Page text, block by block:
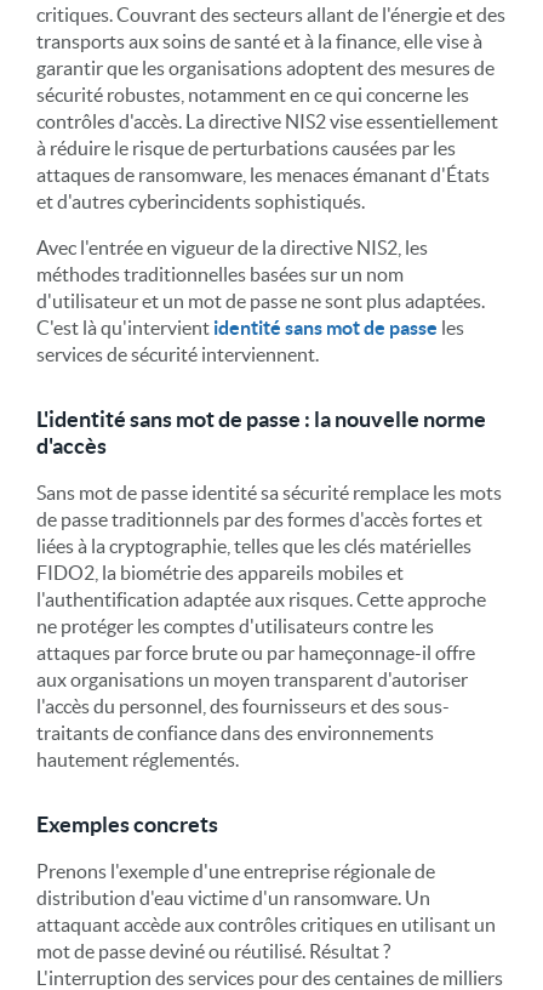
critiques. Couvrant des secteurs allant de l'énergie et des
transports aux soins de santé et à la finance, elle vise à
garantir que les organisations adoptent des mesures de
sécurité robustes, notamment en ce qui concerne les
contrôles d'accès. La directive NIS2 vise essentiellement
à réduire le risque de perturbations causées par les
attaques de ransomware, les menaces émanant d'États
et d'autres cyberincidents sophistiqués.
Avec l'entrée en vigueur de la directive NIS2, les
méthodes traditionnelles basées sur un nom
d'utilisateur et un mot de passe ne sont plus adaptées.
C'est là qu'intervient identité sans mot de passe les
services de sécurité interviennent.
L'identité sans mot de passe : la nouvelle norme
d'accès
Sans mot de passe identitésa sécurité remplace les mots
de passe traditionnels par des formes d'accès fortes et
liées à la cryptographie, telles que les clés matérielles
FIDO2, la biométrie des appareils mobiles et
l'authentification adaptée aux risques. Cette approche
ne protéger les comptes d'utilisateurs contre les
attaques par force brute ou par hameçonnage-il offre
aux organisations un moyen transparent d'autoriser
l'accès du personnel, des fournisseurs et des sous-
traitants de confiance dans des environnements
hautement réglementés.
Exemples concrets
Prenons l'exemple d'une entreprise régionale de
distribution d'eau victime d'un ransomware. Un
attaquant accède aux contrôles critiques en utilisant un
mot de passe deviné ou réutilisé. Résultat ?
L'interruption des services pour des centaines de milliers